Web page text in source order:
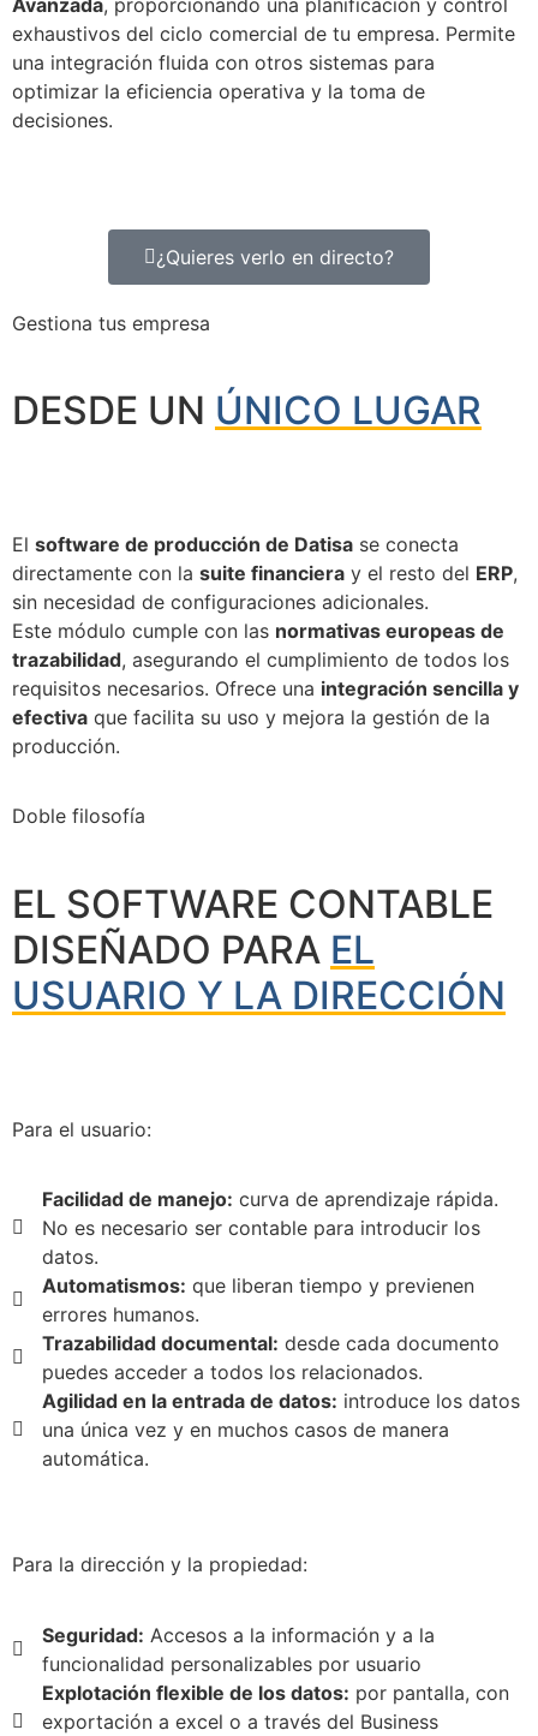
Avanzada, proporcionando una planificación y control
exhaustivos del ciclo comercial de tu empresa. Permite
una integración fluida con otros sistemas para
optimizar la eficiencia operativa y la toma de
decisiones.
¿Quieres verlo en directo?
Gestiona tus empresa
DESDE UN ÚNICO LUGAR
El software de producción de Datisa se conecta
directamente con la suite financiera y el resto del ERP,
sin necesidad de configuraciones adicionales.
Este módulo cumple con las normativas europeas de
trazabilidad, asegurando el cumplimiento de todos los
requisitos necesarios. Ofrece una integración sencilla y
efectiva que facilita su uso y mejora la gestión de la
producción.
Doble filosofía
EL SOFTWARE CONTABLE
DISEÑADO PARA EL
USUARIO Y LA DIRECCIÓN
Para el usuario:
Facilidad de manejo: curva de aprendizaje rápida.
No es necesario ser contable para introducir los
datos.
Automatismos: que liberan tiempo y previenen
errores humanos.
Trazabilidad documental: desde cada documento
puedes acceder a todos los relacionados.
Agilidad en la entrada de datos: introduce los datos
una única vez y en muchos casos de manera
automática.
Para la dirección y la propiedad:
Seguridad: Accesos a la información y a la
funcionalidad personalizables por usuario
Explotación flexible de los datos: por pantalla, con
exportación a excel o a través del Business